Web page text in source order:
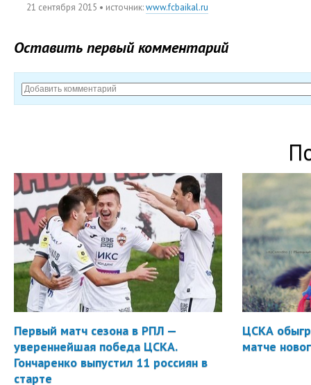
21 сентября 2015 • источник:www.fcbaikal.ru
Оставить первый комментарий
Первый матч сезона в РПЛ —
увереннейшая победа ЦСКА.
Гончаренко выпустил 11 россиян в
старте
ЦСКА
матче